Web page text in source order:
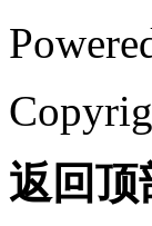
返回顶